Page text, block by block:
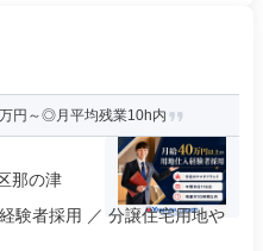
円～◎月平均残業10h内
那の津
験者採用 ／ 分譲住宅用地や